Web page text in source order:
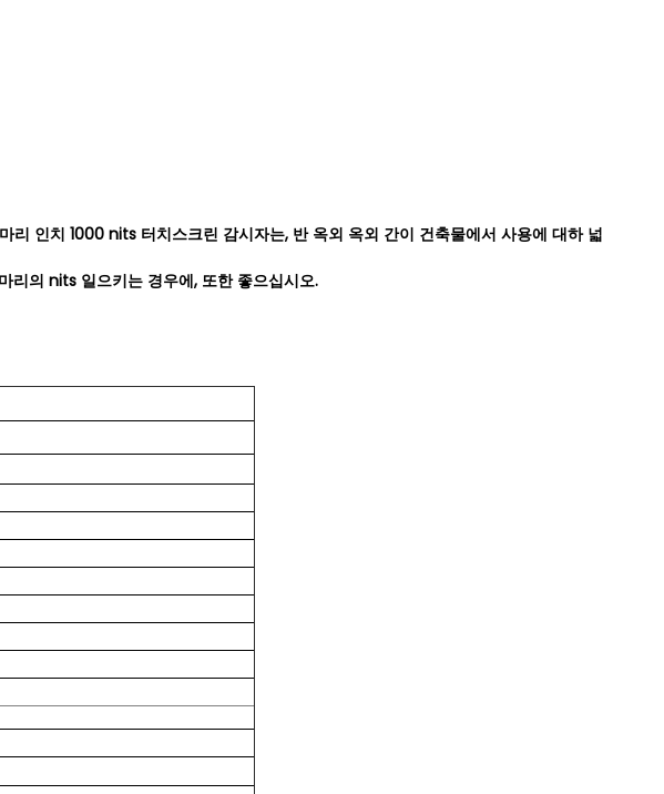
인치 1000 nits 터치스크린 감시자는, 반 옥외 옥외 간이 건축물에서 사용에 대하 넓
리의 nits 일으키는 경우에, 또한 좋으십시오.